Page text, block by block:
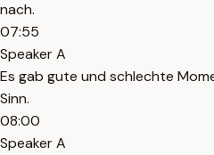
nach.
07:55
Speaker A
Es gab gute und schlechte
Sinn.
08:00
Speaker A